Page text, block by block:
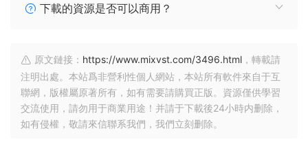
下載的資源是否可以商用？
原文鏈接： https://www.mixvst.com/3496.html ，轉載請
注明出處。本站爲非營利性個人網站，本站所有軟件來自于互
聯網，版權屬原著所有，如有需要請購買正版。資源僅供學習
交流使用，請勿用于商業用途！并請于下載後24小時内删除，
如有侵權，敬請來信聯系我們，我們立刻删除。